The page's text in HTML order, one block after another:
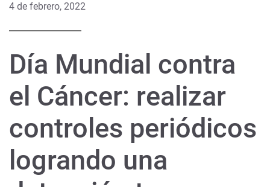
4 de febrero, 2022
Día Mundial contra
el Cáncer: realizar
controles periódicos
logrando una